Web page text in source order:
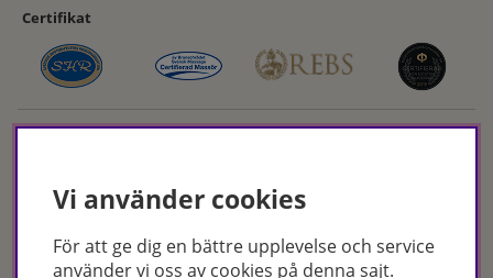
Certifikat
Hudoteket erbjuder ett noga utvalt sortiment inom hudvård, hårvård och
Vi använder cookies
För att ge dig en bättre upplevelse och service
använder vi oss av cookies på denna sajt.